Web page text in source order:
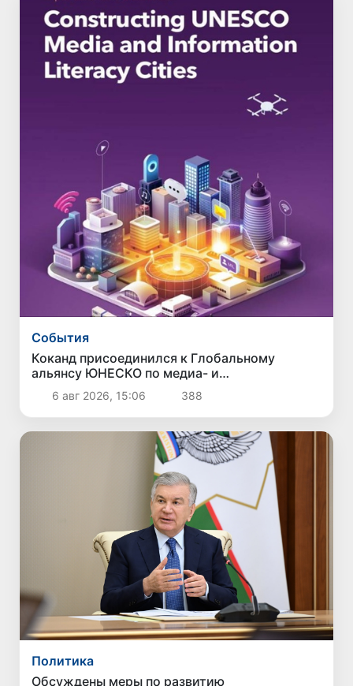
Cобытия
Коканд присоединился к Глобальному
альянсу ЮНЕСКО по медиа- и
информационной грамотности
6 авг 2026, 15:06 388
Политика
Обсуждены меры по развитию